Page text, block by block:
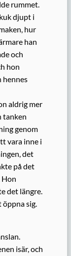
rummet.
djupt i
hur
han
och
hon
hennes
aldrig mer
tanken
genom
vara inne i
det
på det
Hon
det längre.
öppna sig.
isär, och